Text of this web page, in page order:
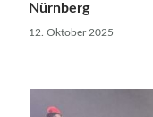
Nürnberg
12. Oktober 2025